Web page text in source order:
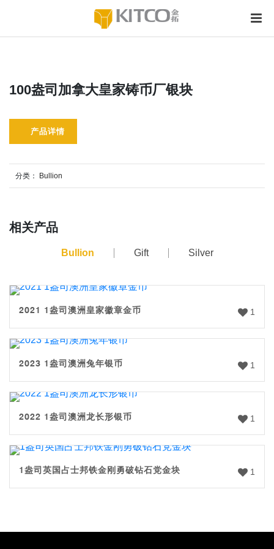
100盎司加拿大皇家铸币厂银块
产品详情
分类： Bullion
相关产品
Bullion Gift Silver
1
2021 1盎司澳洲皇家徽章金币
1
2023 1盎司澳洲兔年银币
1
2022 1盎司澳洲龙长形银币
1
1盎司英国占士邦铁金刚勇破钻石党金块